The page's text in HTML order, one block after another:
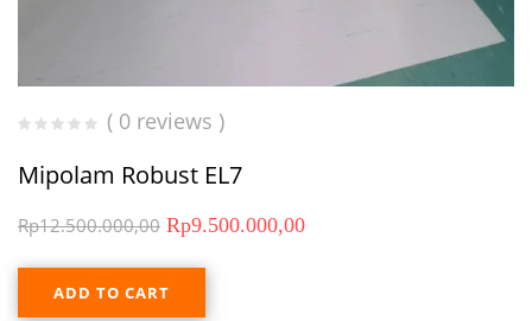
( 0 reviews )
Mipolam Robust EL7
Rp12.500.000,00 Rp9.500.000,00
ADD TO CART